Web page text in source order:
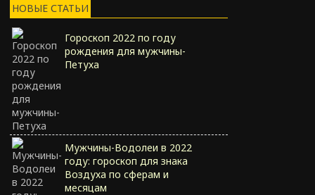
НОВЫЕ СТАТЬИ
Гороскоп 2022 по году
рождения для мужчины-
Петуха
Мужчины-Водолеи в 2022
году: гороскоп для знака
Воздуха по сферам и
месяцам